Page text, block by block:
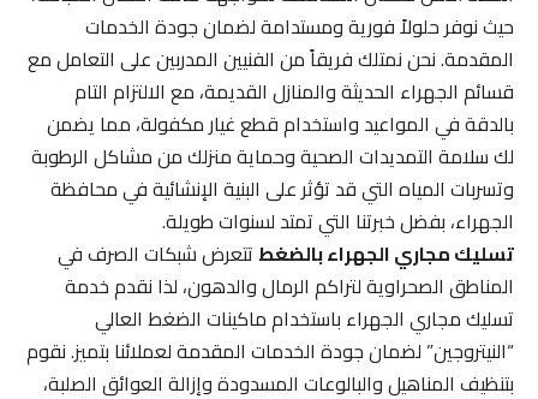
حيث نوفر حلولاً فورية ومستدامة لضمان جودة الخدمات
المقدمة. نحن نمتلك فريقاً من الفنيين المدربين على التعامل مع
قسائم الجهراء الحديثة والمنازل القديمة، مع الالتزام التام
بالدقة في المواعيد واستخدام قطع غيار مكفولة، مما يضمن
لك سلامة التمديدات الصحية وحماية منزلك من مشاكل الرطوبة
وتسربات المياه التي قد تؤثر على البنية الإنشائية في محافظة
الجهراء، بفضل خبرتنا التي تمتد لسنوات طويلة.
تسليك مجاري الجهراء بالضغطتتعرض شبكات الصرف في
المناطق الصحراوية لتراكم الرمال والدهون، لذا نقدم خدمة
تسليك مجاري الجهراء باستخدام ماكينات الضغط العالي
“النيتروجين” لضمان جودة الخدمات المقدمة لعملائنا بتميز. نقوم
بتنظيف المناهيل والبالوعات المسدودة وإزالة العوائق الصلبة،